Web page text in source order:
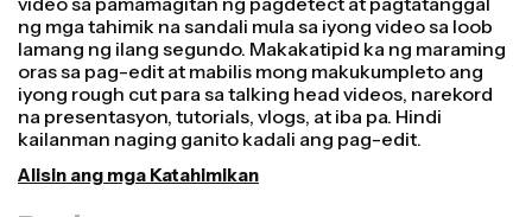
Gumawa ng mga video nang mas mabilis at mas
propesyonal gamit ang aming Resize Canvas feature!
Sa ilang mga click lamang, maaari kang kumuha ng
isang video at i-adjust ito para maging tamang laki para
sa iba't ibang platform, maging ito para sa TikTok,
Youtube, Instagram, Twitter, Linkedin, o kahit saan pa
man.
I-resize ang Video